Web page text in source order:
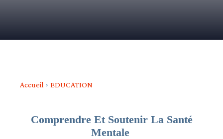
Accueil EDUCATION
Comprendre Et Soutenir La Santé
Mentale